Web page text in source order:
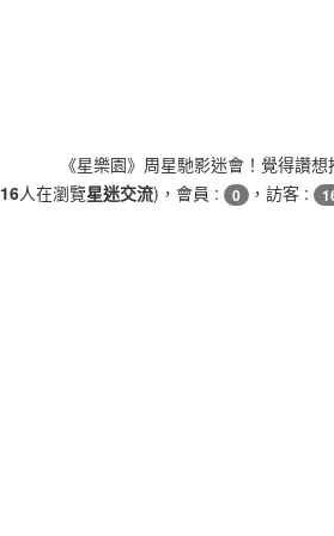
《星樂園》周星馳影迷會！覺得讚
16人在瀏覽星迷交流)，會員 : 0 ，訪客 :